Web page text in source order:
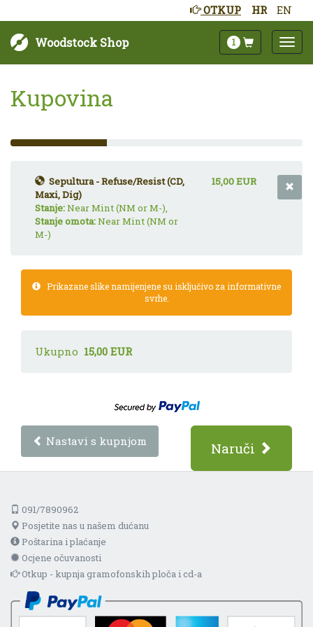
HR EN
OTKUP
Woodstock Shop 1
Kupovina
33%
Complete
Sepultura - Refuse/Resist (CD,
Maxi, Dig)
Stanje:Near Mint (NM or M-),
Stanje omota:Near Mint (NM or
M-)
15,00 EUR
Prikazane slike namijenjene su isključivo za informativne
svrhe.
Ukupno 15,00 EUR
Nastavi s kupnjom Naruči
091/7890962
Posjetite nas u našem dućanu
Poštarina i plaćanje
Ocjene očuvanosti
Otkup - kupnja gramofonskih ploča i cd-a